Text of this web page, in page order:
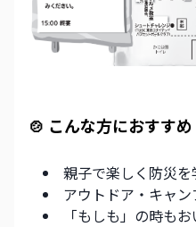
🍲 こんな方におすすめ
親子で楽しく防災
アウトドア・キャ
「もしも」の時も